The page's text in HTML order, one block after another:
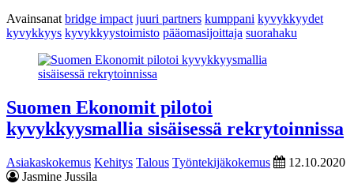
Avainsanat bridge impact juuri partners kumppani kyvykkyydet
kyvykkyys kyvykkyystoimisto pääomasijoittaja suorahaku
Suomen Ekonomit pilotoi
kyvykkyysmallia sisäisessä rekrytoinnissa
Asiakaskokemus Kehitys Talous Työntekijäkokemus
12.10.2020
Jasmine Jussila